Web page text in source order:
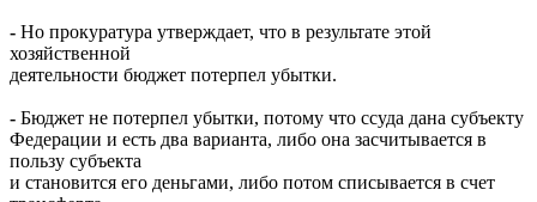
- Но прокуратура утверждает, что в результате этой
хозяйственной
деятельности бюджет потерпел убытки.
- Бюджет не потерпел убытки, потому что ссуда дана субъекту
Федерации и есть два варианта, либо она засчитывается в
пользу субъекта
и становится его деньгами, либо потом списывается в счет